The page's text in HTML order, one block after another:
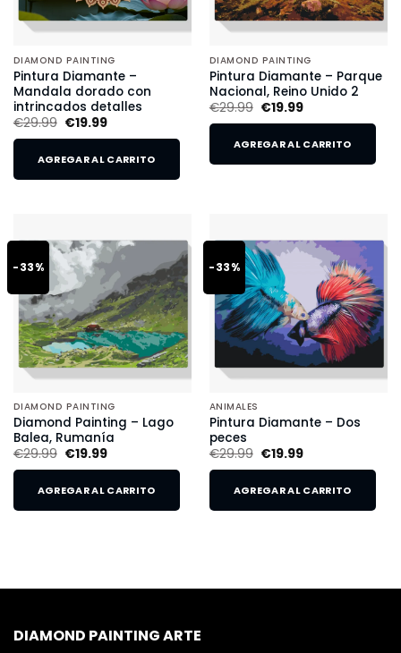
DIAMOND PAINTING
Pintura Diamante –
Mandala dorado con
intrincados detalles
€29.99 €19.99
AGREGAR AL CARRITO
DIAMOND PAINTING
Pintura Diamante – Parque
Nacional, Reino Unido 2
€29.99 €19.99
AGREGAR AL CARRITO
-33%
DIAMOND PAINTING
Diamond Painting – Lago
Balea, Rumanía
€29.99 €19.99
AGREGAR AL CARRITO
-33%
ANIMALES
Pintura Diamante – Dos
peces
€29.99 €19.99
AGREGAR AL CARRITO
DIAMOND PAINTING ARTE